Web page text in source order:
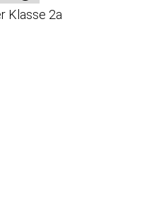
Klasse 2a